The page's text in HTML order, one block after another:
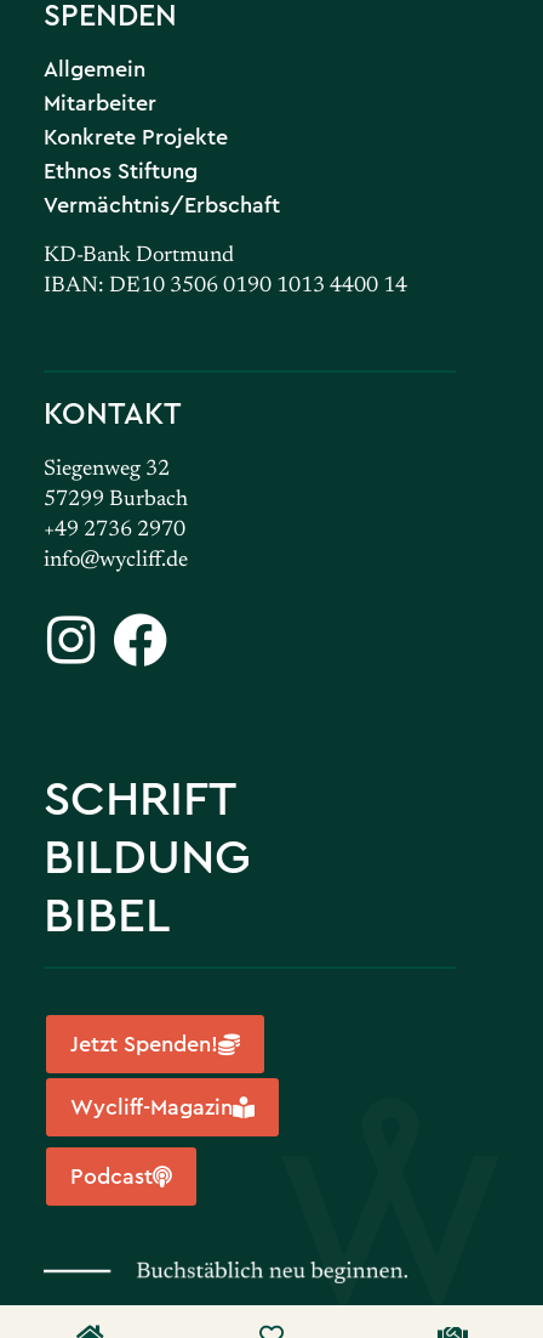
KONTAKT
Siegenweg 32
57299 Burbach
+49 2736 2970
info@wycliff.de
SPENDEN
Allgemein
Mitarbeiter
Konkrete Projekte
Ethnos Stiftung
Vermächtnis/Erbschaft
KD-Bank Dortmund
IBAN: DE10 3506 0190 1013 4400 14
SCHRIFT
BILDUNG
BIBEL
Jetzt Spenden!
Wycliff-Magazin
Podcast